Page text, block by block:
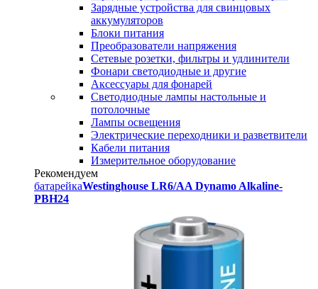
Зарядные устройства для свинцовых
аккумуляторов
Блоки питания
Преобразователи напряжения
Сетевые розетки, фильтры и удлинители
Фонари светодиодные и другие
Аксессуары для фонарей
Светодиодные лампы настольные и
потолочные
Лампы освещения
Электрические переходники и разветвители
Кабели питания
Измерительное оборудование
Рекомендуем
батарейкаWestinghouse LR6/AA Dynamo Alkaline-
PBH24